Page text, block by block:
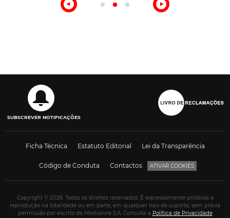
SUBSCREVER NOTIFICAÇÕES
Ficha Técnica Estatuto Editorial Lei da Transparência
Código de Conduta Contactos ATIVAR COOKIES
Copyright © 2026. Todos os direitos reservados. É expressamente proibida a
reprodução na totalidade ou em parte, em qualquer tipo de suporte, sem prévia
permissão por escrito da Medialivre S.A. Consulte a Política de Privacidade